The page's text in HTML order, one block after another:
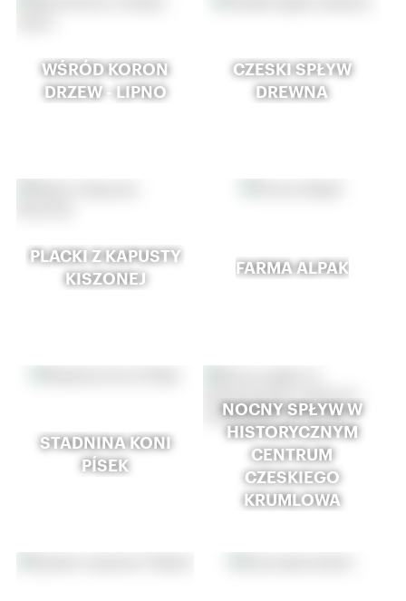
WŚRÓD KORON
DRZEW - LIPNO
CZESKI SPŁYW
DREWNA
PLACKI Z KAPUSTY
KISZONEJ
FARMA ALPAK
STADNINA KONI
PÍSEK
NOCNY SPŁYW W
HISTORYCZNYM
CENTRUM
CZESKIEGO
KRUMLOWA